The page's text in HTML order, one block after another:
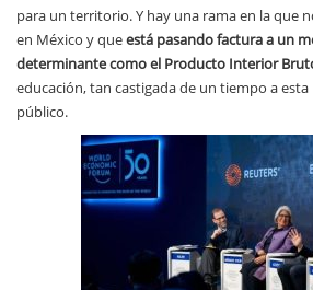
para un territorio. Y hay una rama en la que
en México y queestá pasando factura a un
determinante como el Producto Interior
educación, tan castigada de un tiempo a
público.